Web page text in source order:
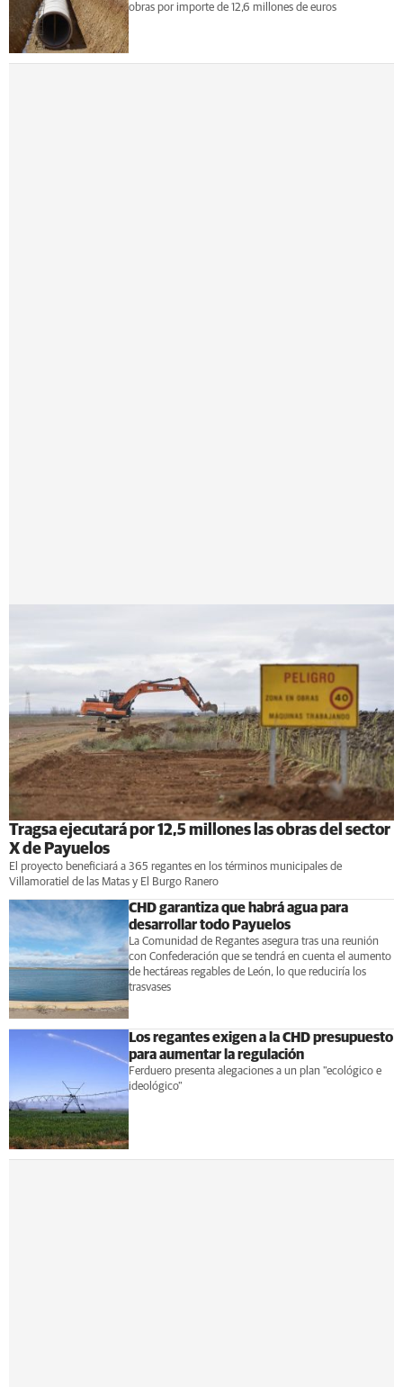
obras por importe de 12,6 millones de euros
Tragsa ejecutará por 12,5 millones las obras del sector
X de Payuelos
El proyecto beneficiará a 365 regantes en los términos municipales de
Villamoratiel de las Matas y El Burgo Ranero
CHD garantiza que habrá agua para
desarrollar todo Payuelos
La Comunidad de Regantes asegura tras una reunión
con Confederación que se tendrá en cuenta el aumento
de hectáreas regables de León, lo que reduciría los
trasvases
Los regantes exigen a la CHD presupuesto
para aumentar la regulación
Ferduero presenta alegaciones a un plan "ecológico e
ideológico"